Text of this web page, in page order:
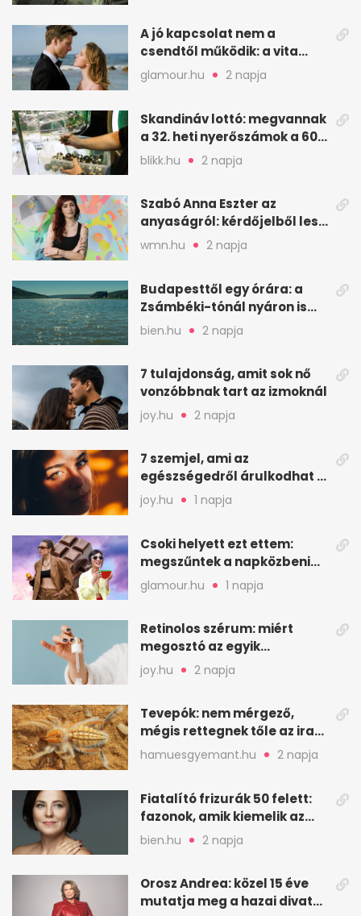
A jó kapcsolat nem a
csendtől működik: a vita
néha egészséges jel
glamour.hu 2 napja
Skandináv lottó: megvannak
a 32. heti nyerőszámok a 600
milliós játékhoz
blikk.hu 2 napja
Szabó Anna Eszter az
anyaságról: kérdőjelből lesz
valaha felkiáltójel?
wmn.hu 2 napja
Budapesttől egy órára: a
Zsámbéki-tónál nyáron is
van hely
bien.hu 2 napja
7 tulajdonság, amit sok nő
vonzóbbnak tart az izmoknál
joy.hu 2 napja
7 szemjel, ami az
egészségedről árulkodhat –
erre figyelj oda
joy.hu 1 napja
Csoki helyett ezt ettem:
megszűntek a napközbeni
nassolási rohamok
glamour.hu 1 napja
Retinolos szérum: miért
megosztó az egyik
leghatásosabb
öregedésgátló?
joy.hu 2 napja
Tevepók: nem mérgező,
mégis rettegnek tőle az iraki
sivatagban
hamuesgyemant.hu 2 napja
Fiatalító frizurák 50 felett:
fazonok, amik kiemelik az
arcodat
bien.hu 2 napja
Orosz Andrea: közel 15 éve
mutatja meg a hazai divat